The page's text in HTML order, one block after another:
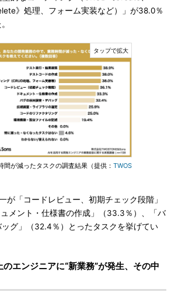
》処理、フォーム実装など）」が38.0％
間が減ったタスクの調査結果（提供： TWOS
「コードレビュー、初期チェック段階」
ュメント・仕様書の作成」（33.3％）、「バ
グ」（32.4％）とったタスクを挙げてい
エンジニアに“新業務”が発生、その中